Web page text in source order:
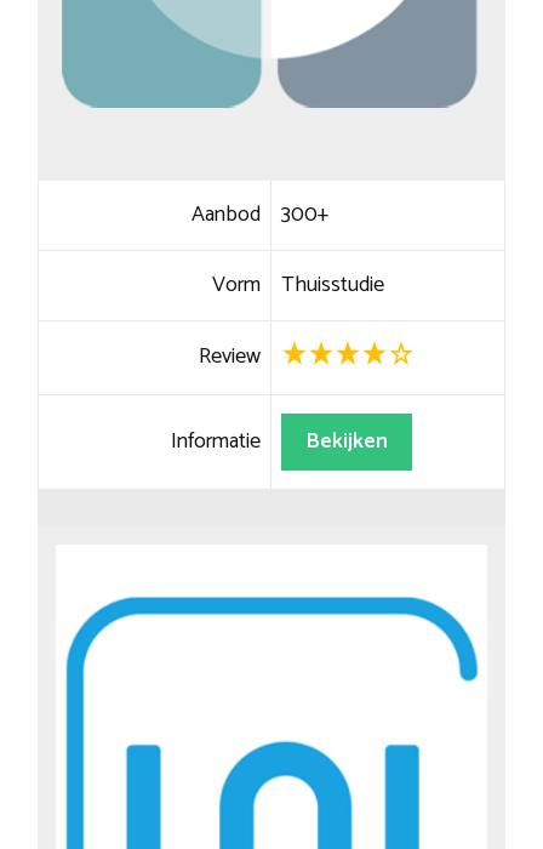
Aanbod 300+
Vorm Thuisstudie
Review
Informatie Bekijken